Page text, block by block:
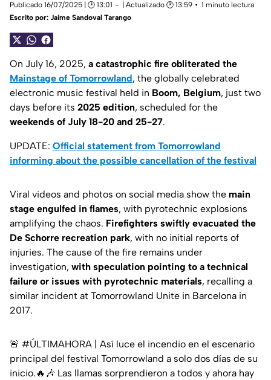
Publicado 16/07/2025 | 🕑 13:01 | Actualizado 🕑 13:59
1 minuto lectura
Escrito por: Jaime Sandoval Tarango
On July 16, 2025, a catastrophic fire obliterated the
Mainstage of Tomorrowland, the globally celebrated
electronic music festival held in Boom, Belgium, just two
days before its 2025 edition, scheduled for the
weekends of July 18-20 and 25-27.
UPDATE: Official statement from Tomorrowland
informing about the possible cancellation of the festival
Viral videos and photos on social media show the main
stage engulfed in flames, with pyrotechnic explosions
amplifying the chaos. Firefighters swiftly evacuated the
De Schorre recreation park, with no initial reports of
injuries. The cause of the fire remains under
investigation, with speculation pointing to a technical
failure or issues with pyrotechnic materials, recalling a
similar incident at Tomorrowland Unite in Barcelona in
2017.
🚨 #ÚLTIMAHORA | Así luce el incendio en el escenario
principal del festival Tomorrowland a solo dos días de su
inicio.🔥🎶 Las llamas sorprendieron a todos y ahora hay